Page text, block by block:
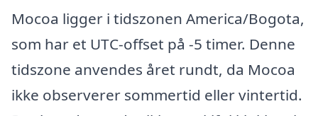
Mocoa ligger i tidszonen America/Bogota,
som har et UTC-offset på -5 timer. Denne
tidszone anvendes året rundt, da Mocoa
ikke observerer sommertid eller vintertid.